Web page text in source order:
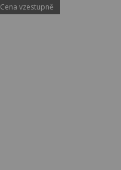
Cena vzestupně